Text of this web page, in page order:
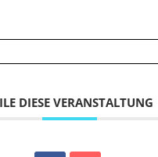
DIESE VERANSTALTUNG